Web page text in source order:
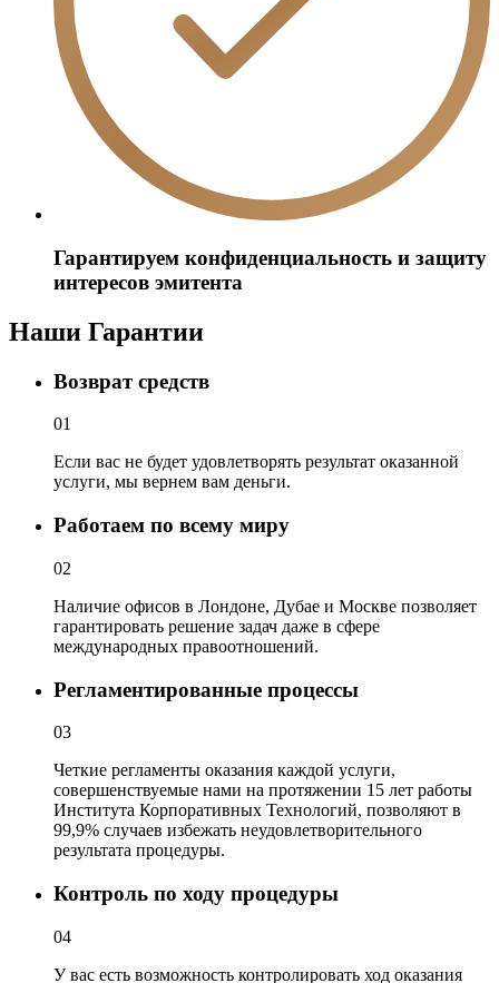
Гарантируем конфиденциальность и защиту
интересов эмитента
Наши Гарантии
Возврат средств
01
Если вас не будет удовлетворять результат оказанной
услуги, мы вернем вам деньги.
Работаем по всему миру
02
Наличие офисов в Лондоне, Дубае и Москве позволяет
гарантировать решение задач даже в сфере
международных правоотношений.
Регламентированные процессы
03
Четкие регламенты оказания каждой услуги,
совершенствуемые нами на протяжении 15 лет работы
Института Корпоративных Технологий, позволяют в
99,9% случаев избежать неудовлетворительного
результата процедуры.
Контроль по ходу процедуры
04
У вас есть возможность контролировать ход оказания